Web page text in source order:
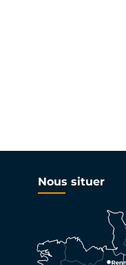
Nous situer